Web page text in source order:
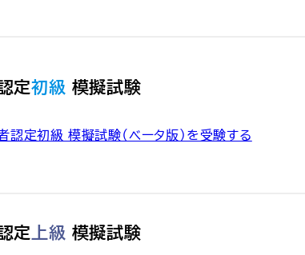
定初級 模擬試験
定初級 模擬試験（ベータ版）を受験する
定上級 模擬試験